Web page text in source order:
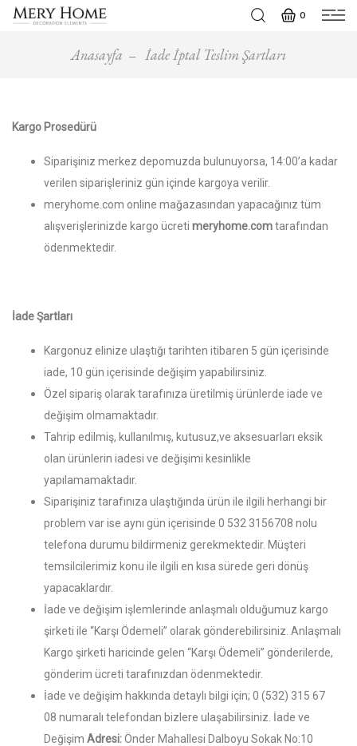
0
Anasayfa İade İptal Teslim Şartları
Kargo Prosedürü
Siparişiniz merkez depomuzda bulunuyorsa, 14:00’a kadar
verilen siparişleriniz gün içinde kargoya verilir.
meryhome.com online mağazasından yapacağınız tüm
alışverişlerinizde kargo ücreti meryhome.comtarafından
ödenmektedir.
İade Şartları
Kargonuz elinize ulaştığı tarihten itibaren 5 gün içerisinde
iade, 10 gün içerisinde değişim yapabilirsiniz.
Özel sipariş olarak tarafınıza üretilmiş ürünlerde iade ve
değişim olmamaktadır.
Tahrip edilmiş, kullanılmış, kutusuz,ve aksesuarları eksik
olan ürünlerin iadesi ve değişimi kesinlikle
yapılamamaktadır.
Siparişiniz tarafınıza ulaştığında ürün ile ilgili herhangi bir
problem var ise aynı gün içerisinde 0 532 3156708 nolu
telefona durumu bildirmeniz gerekmektedir. Müşteri
temsilcilerimiz konu ile ilgili en kısa sürede geri dönüş
yapacaklardır.
İade ve değişim işlemlerinde anlaşmalı olduğumuz kargo
şirketi ile “Karşı Ödemeli” olarak gönderebilirsiniz. Anlaşmalı
Kargo şirketi haricinde gelen “Karşı Ödemeli” gönderilerde,
gönderim ücreti tarafınızdan ödenmektedir.
İade ve değişim hakkında detaylı bilgi için; 0 (532) 315 67
08 numaralı telefondan bizlere ulaşabilirsiniz. İade ve
Değişim Adresi:Önder Mahallesi Dalboyu Sokak No:10